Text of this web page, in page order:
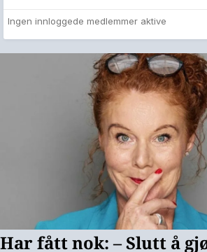
Ingen innloggede medlemmer aktive